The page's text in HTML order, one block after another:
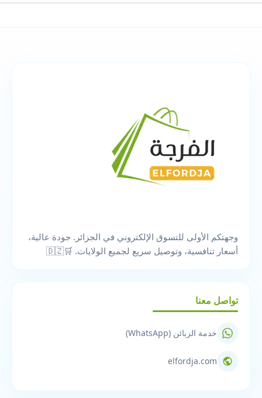
وجهتكم الأولى للتسوق الإلكتروني في الجزائر. جودة عالية،
أسعار تنافسية، وتوصيل سريع لجميع الولايات. 🛒🇩🇿
تواصل معنا
خدمة الزبائن (WhatsApp)
elfordja.com